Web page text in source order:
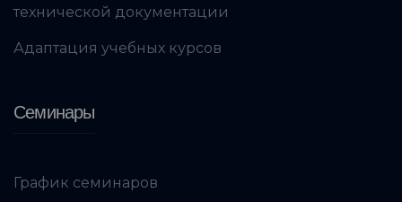
технической документации
Адаптация учебных курсов
Семинары
График семинаров